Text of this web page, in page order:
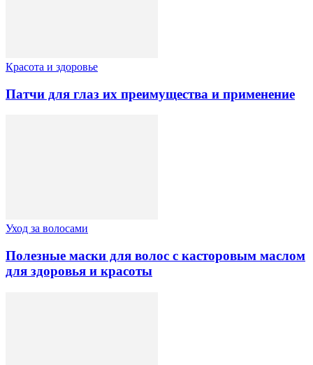
Красота и здоровье
Патчи для глаз их преимущества и применение
Уход за волосами
Полезные маски для волос с касторовым маслом
для здоровья и красоты